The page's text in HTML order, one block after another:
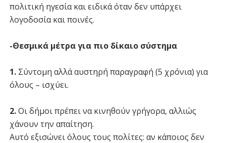
πολιτική ηγεσία και ειδικά όταν δεν υπάρχει
λογοδοσία και ποινές.
-Θεσμικά μέτρα για πιο δίκαιο σύστημα
1. Σύντομη αλλά αυστηρή παραγραφή (5 χρόνια) για
όλους – ισχύει.
2.Οι δήμοι πρέπει να κινηθούν γρήγορα, αλλιώς
χάνουν την απαίτηση.
Αυτό εξισώνει όλους τους πολίτες: αν κάποιος δεν